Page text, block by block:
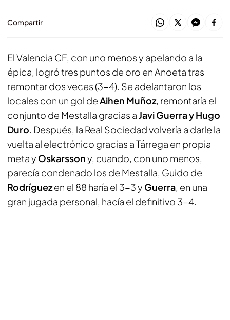
Compartir
El Valencia CF, con uno menos y apelando a la
épica, logró tres puntos de oro en Anoeta tras
remontar dos veces (3-4). Se adelantaron los
locales con un gol deAihen Muñoz, remontaría el
conjunto de Mestalla gracias aJavi Guerra y Hugo
Duro. Después, la Real Sociedad volvería a darle la
vuelta al electrónico gracias a Tárrega en propia
meta y Oskarssony, cuando, con uno menos,
parecía condenado los de Mestalla, Guido de
Rodríguezen el 88 haría el 3-3 y Guerra, en una
gran jugada personal, hacía el definitivo 3-4.